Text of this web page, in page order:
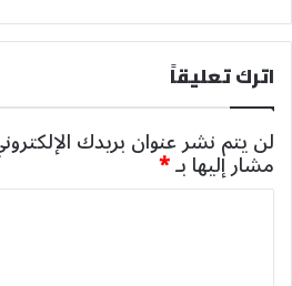
اترك تعليقاً
لن يتم نشر عنوان بريدك
مشار إليها بـ*